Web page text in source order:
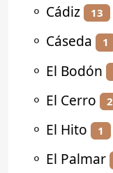
⚬ Cádiz 13
⚬ Cáseda 1
⚬ El Bodón
⚬ El Cerro 2
⚬ El Hito 1
⚬ El Palmar